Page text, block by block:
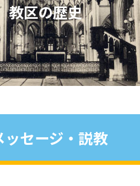
教区の歴史
セージ・説教